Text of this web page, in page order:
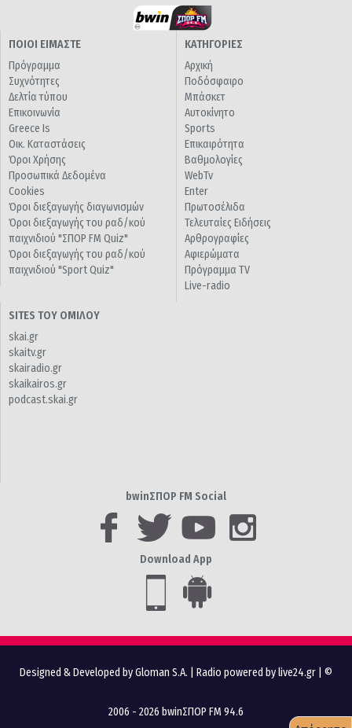
ΠΟΙΟΙ ΕΙΜΑΣΤΕ
Πρόγραμμα
Συχνότητες
Δελτία τύπου
Επικοινωνία
Greece Is
Οικ. Καταστάσεις
Όροι Χρήσης
Προσωπικά Δεδομένα
Cookies
Όροι διεξαγωγής διαγωνισμών
Όροι διεξαγωγής του ραδ/κού
παιχνιδιού "ΣΠΟΡ FM Quiz"
Όροι διεξαγωγής του ραδ/κού
παιχνιδιού "Sport Quiz"
ΚΑΤΗΓΟΡΙΕΣ
Αρχική
Ποδόσφαιρο
Μπάσκετ
Αυτοκίνητο
Sports
Επικαιρότητα
Βαθμολογίες
WebTv
Enter
Πρωτοσέλιδα
Τελευταίες Ειδήσεις
Αρθρογραφίες
Αφιερώματα
Πρόγραμμα TV
Live-radio
SITES ΤΟΥ ΟΜΙΛΟΥ
skai.gr
skaitv.gr
skairadio.gr
skaikairos.gr
podcast.skai.gr
bwinΣΠΟΡ FM Social
Download App
Designed & Developed by Gloman S.A. Radio powered by live24.gr | ©
2006 - 2026 bwinΣΠΟΡ FM 94.6